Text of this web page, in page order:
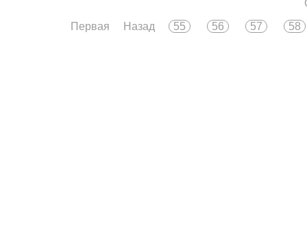
Первая
Назад 55 56 57 58